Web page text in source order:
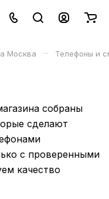
Москва – Телефоны и
собраны
сделают
с проверенными
качество